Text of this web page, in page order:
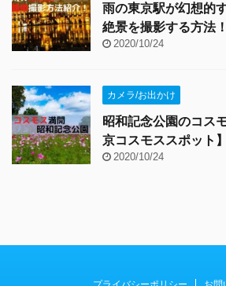
雨の東京駅が幻想的
絶景を撮影する方法！
2020/10/24
カメラ/お出かけ
昭和記念公園のコス
京コスモススポット】
2020/10/24